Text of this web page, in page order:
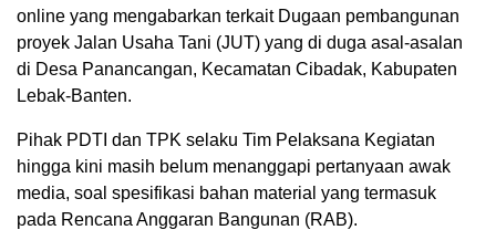
online yang mengabarkan terkait Dugaan pembangunan
proyek Jalan Usaha Tani (JUT) yang di duga asal-asalan
di Desa Panancangan, Kecamatan Cibadak, Kabupaten
Lebak-Banten.
Pihak PDTI dan TPK selaku Tim Pelaksana Kegiatan
hingga kini masih belum menanggapi pertanyaan awak
media, soal spesifikasi bahan material yang termasuk
pada Rencana Anggaran Bangunan (RAB).